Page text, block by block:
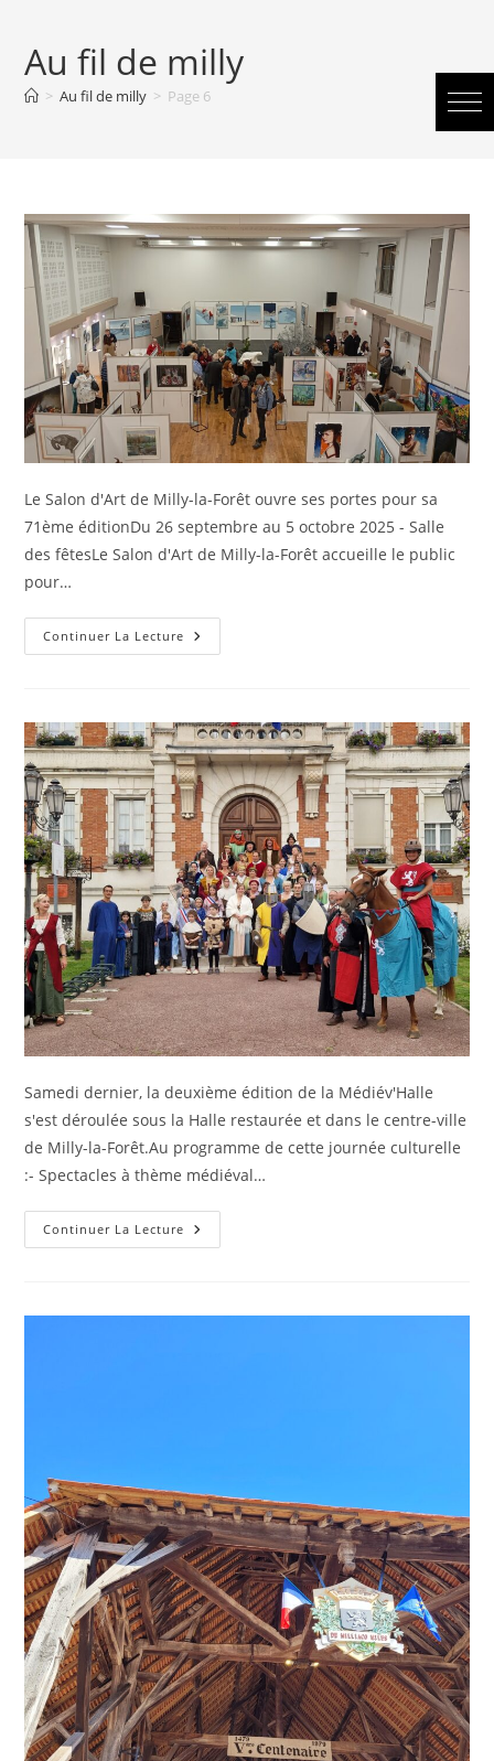
Au fil de milly
> Au fil de milly > Page 6
Le Salon d'Art de Milly-la-Forêt ouvre ses portes pour sa
71ème éditionDu 26 septembre au 5 octobre 2025 - Salle
des fêtesLe Salon d'Art de Milly-la-Forêt accueille le public
pour…
Continuer La Lecture
Samedi dernier, la deuxième édition de la Médiév'Halle
s'est déroulée sous la Halle restaurée et dans le centre-ville
de Milly-la-Forêt.Au programme de cette journée culturelle
:- Spectacles à thème médiéval…
Continuer La Lecture